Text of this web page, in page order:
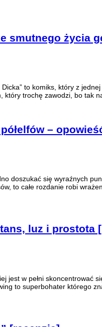
smutnego życia
to komiks, który z
trochę zawodzi, bo tak
–
doszukać się wyraźnych
to całe rozdanie robi
luz i prostota
jest w pełni
to superbohater którego